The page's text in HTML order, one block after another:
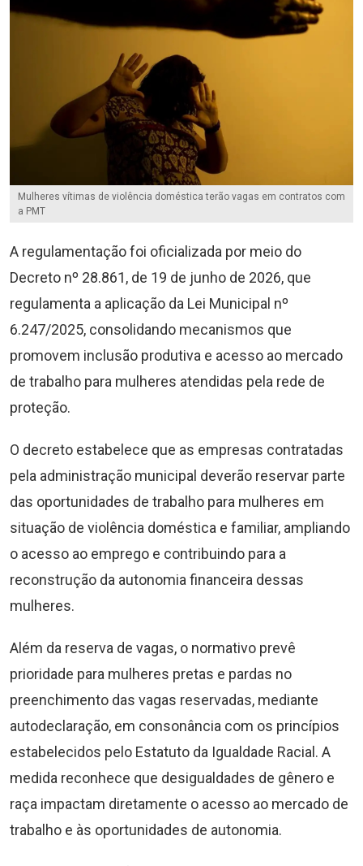
Mulheres vítimas de violência doméstica terão vagas em contratos com
a PMT
A regulamentação foi oficializada por meio do
Decreto nº 28.861, de 19 de junho de 2026, que
regulamenta a aplicação da Lei Municipal nº
6.247/2025, consolidando mecanismos que
promovem inclusão produtiva e acesso ao mercado
de trabalho para mulheres atendidas pela rede de
proteção.
O decreto estabelece que as empresas contratadas
pela administração municipal deverão reservar parte
das oportunidades de trabalho para mulheres em
situação de violência doméstica e familiar, ampliando
o acesso ao emprego e contribuindo para a
reconstrução da autonomia financeira dessas
mulheres.
Além da reserva de vagas, o normativo prevê
prioridade para mulheres pretas e pardas no
preenchimento das vagas reservadas, mediante
autodeclaração, em consonância com os princípios
estabelecidos pelo Estatuto da Igualdade Racial. A
medida reconhece que desigualdades de gênero e
raça impactam diretamente o acesso ao mercado de
trabalho e às oportunidades de autonomia.